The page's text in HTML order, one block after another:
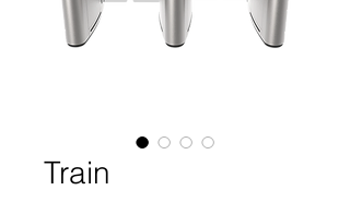
Train